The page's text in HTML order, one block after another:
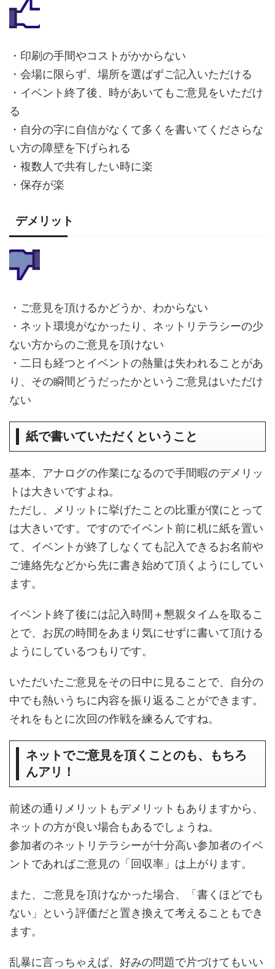
・印刷の手間やコストがかからない
・会場に限らず、場所を選ばずご記入いただける
・イベント終了後、時があいてもご意見をいただけ
る
・自分の字に自信がなくて多くを書いてくださらな
い方の障壁を下げられる
・複数人で共有したい時に楽
・保存が楽
デメリット
・ご意見を頂けるかどうか、わからない
・ネット環境がなかったり、ネットリテラシーの少
ない方からのご意見を頂けない
・二日も経つとイベントの熱量は失われることがあ
り、その瞬間どうだったかというご意見はいただけ
ない
紙で書いていただくということ
基本、アナログの作業になるので手間暇のデメリッ
トは大きいですよね。
ただし、メリットに挙げたことの比重が僕にとって
は大きいです。ですのでイベント前に机に紙を置い
て、イベントが終了しなくても記入できるお名前や
ご連絡先などから先に書き始めて頂くようにしてい
ます。
イベント終了後には記入時間＋懇親タイムを取るこ
とで、お尻の時間をあまり気にせずに書いて頂ける
ようにしているつもりです。
いただいたご意見をその日中に見ることで、自分の
中でも熱いうちに内容を振り返ることができます。
それをもとに次回の作戦を練るんですね。
ネットでご意見を頂くことのも、もちろ
んアリ！
前述の通りメリットもデメリットもありますから、
ネットの方が良い場合もあるでしょうね。
参加者のネットリテラシーが十分高い参加者のイベ
ントであればご意見の「回収率」は上がります。
また、ご意見を頂けなかった場合、「書くほどでも
ない」という評価だと置き換えて考えることもでき
ます。
乱暴に言っちゃえば、好みの問題で片づけてもいい